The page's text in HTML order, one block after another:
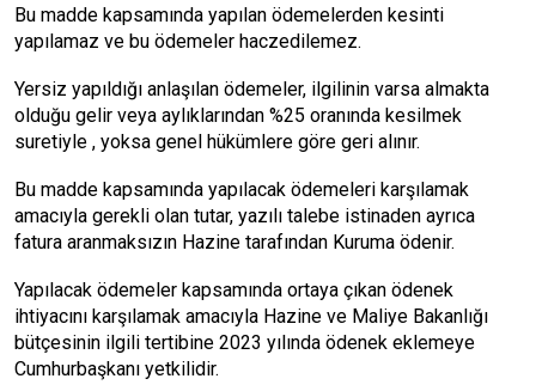
Bu madde kapsamında yapılan ödemelerden kesinti
yapılamaz ve bu ödemeler haczedilemez.
Yersiz yapıldığı anlaşılan ödemeler, ilgilinin varsa almakta
olduğu gelir veya aylıklarından %25 oranında kesilmek
suretiyle , yoksa genel hükümlere göre geri alınır.
Bu madde kapsamında yapılacak ödemeleri karşılamak
amacıyla gerekli olan tutar, yazılı talebe istinaden ayrıca
fatura aranmaksızın Hazine tarafından Kuruma ödenir.
Yapılacak ödemeler kapsamında ortaya çıkan ödenek
ihtiyacını karşılamak amacıyla Hazine ve Maliye Bakanlığı
bütçesinin ilgili tertibine 2023 yılında ödenek eklemeye
Cumhurbaşkanı yetkilidir.